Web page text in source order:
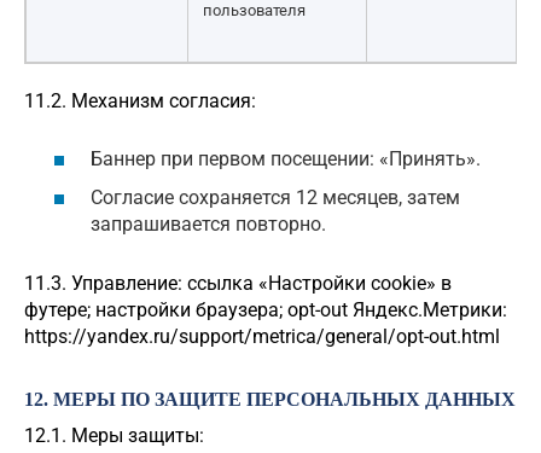
пользователя
11.2. Механизм согласия:
Баннер при первом посещении: «Принять».
Согласие сохраняется 12 месяцев, затем
запрашивается повторно.
11.3. Управление: ссылка «Настройки cookie» в
футере; настройки браузера; opt-out Яндекс.Метрики:
https://yandex.ru/support/metrica/general/opt-out.html
12. МЕРЫ ПО ЗАЩИТЕ ПЕРСОНАЛЬНЫХ ДАННЫХ
12.1. Меры защиты: